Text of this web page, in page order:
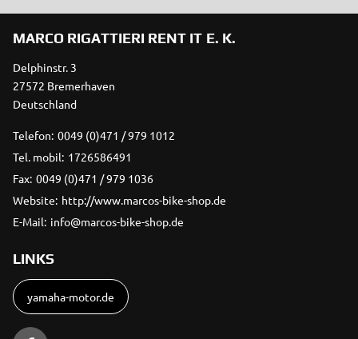
MARCO RIGATTIERI RENT IT E. K.
Delphinstr. 3
27572 Bremerhaven
Deutschland
Telefon: 0049 (0)471 / 979 1012
Tel. mobil: 1726586491
Fax: 0049 (0)471 / 979 1036
Website: http://www.marcos-bike-shop.de
E-Mail: info@marcos-bike-shop.de
LINKS
yamaha-motor.de